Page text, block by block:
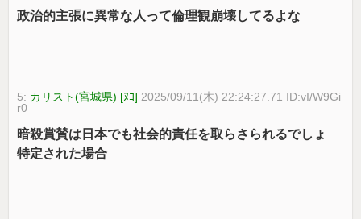
政治的主張に異常な人って倫理観崩壊してるよな
5: カリスト(宮城県) [ﾇｺ] 2025/09/11(木) 22:24:27.71 ID:vI/W9Gi
r0
暗殺賞賛は日本でも社会的責任を取らさられるでしょ
特定された場合